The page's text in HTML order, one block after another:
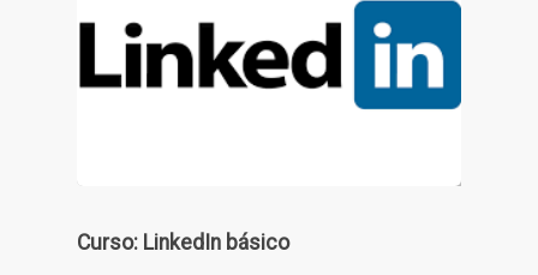
Curso: LinkedIn básico